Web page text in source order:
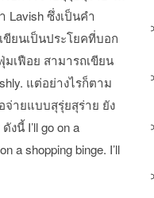
Lavish ซึ่งเป็นคำ
ยนเป็นประโยคที่บอก
เฟือย สามารถเขียน
แต่อย่างไรก็ตาม
จ่ายแบบสุรุ่ยสุร่าย ยัง
นี้ I’ll go on a
a shopping binge. I’ll